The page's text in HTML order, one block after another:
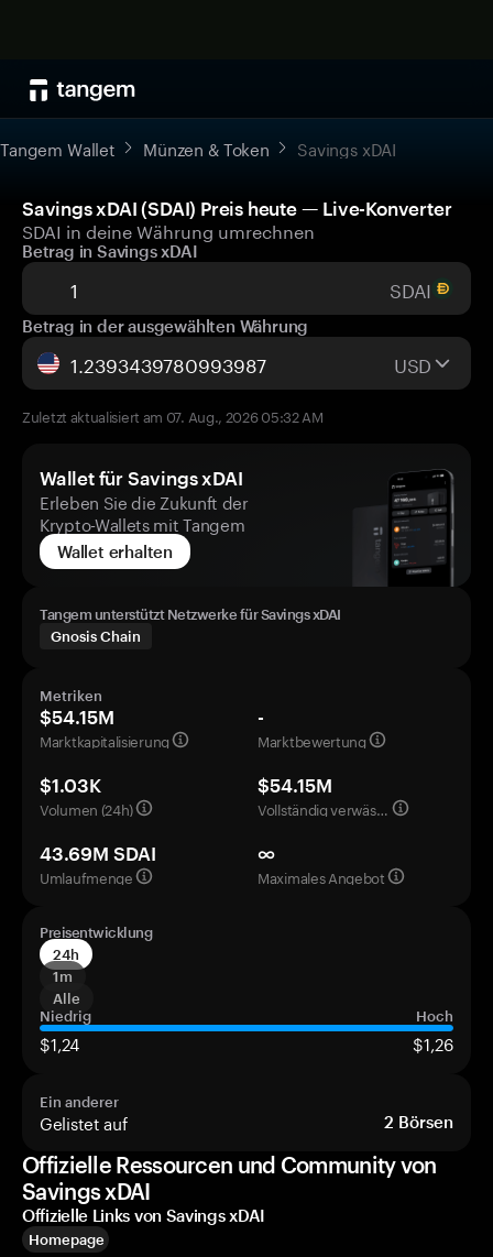
Tangem Wallet Münzen & Token Savings xDAI
Savings xDAI (SDAI) Preis heute — Live-Konverter
SDAI in deine Währung umrechnen
Betrag in Savings xDAI
SDAI
Betrag in der ausgewählten Währung
USD
Zuletzt aktualisiert am 07. Aug., 2026 05:32 AM
Wallet für Savings xDAI
Erleben Sie die Zukunft der
Krypto-Wallets mit Tangem
Wallet erhalten
Tangem unterstützt Netzwerke für Savings xDAI
Gnosis Chain
Metriken
$54.15M
Marktkapitalisierung
-
Marktbewertung
$1.03K
Volumen (24h)
$54.15M
Vollständig verwässerte Bewertung
43.69M SDAI
Umlaufmenge
∞
Maximales Angebot
Preisentwicklung
24h
1m
Alle
Niedrig
Hoch
$1,24 $1,26
Ein anderer
Gelistet auf 2 Börsen
Offizielle Ressourcen und Community von
Savings xDAI
Offizielle Links von Savings xDAI
Homepage